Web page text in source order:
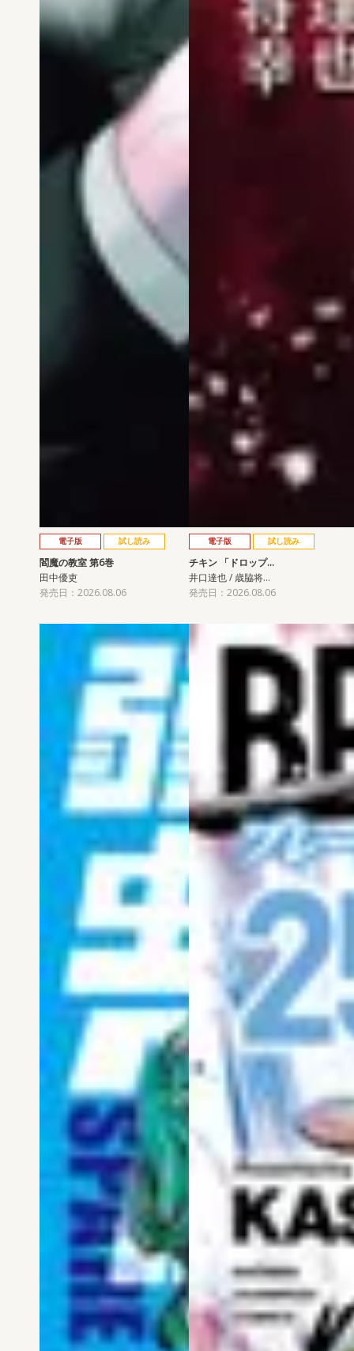
電子版 試し読み
閻魔の教室 第6巻
田中優吏
発売日：2026.08.06
電子版 試し読み
チキン 「ドロップ…
井口達也 / 歳脇将…
発売日：2026.08.06